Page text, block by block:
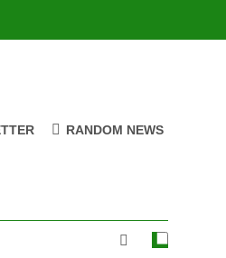
RANDOM NEWS